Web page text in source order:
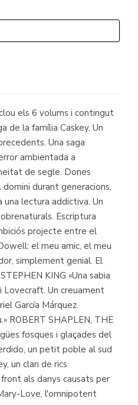
els 6 volums i contingut
de la família Caskey. Un
Una saga
ambientada a
de segle. Dones
durant generacions.
una lectura addictiva. Un
Escriptura
projecte entre el
el meu amic, el meu
simplement genial. El
KING «Una sabia
Lovecraft. Un creuament
García Márquez.
ROBERT SHAPLEN, THE
fosques i glaçades del
un petit poble al sud
un clan de rics
als danys causats per
Love, l'omnipotent